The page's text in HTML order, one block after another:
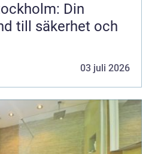
Din
till säkerhet och
03 juli 2026